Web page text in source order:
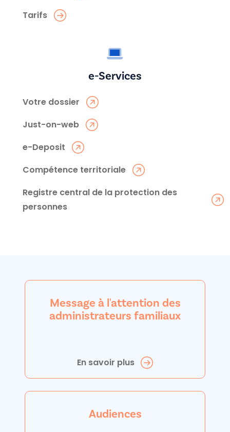
Tarifs
e-Services
Votre dossier
Just-on-web
e-Deposit
Compétence territoriale
Registre central de la protection des
personnes
Message à l'attention des
administrateurs familiaux
En savoir plus
Audiences